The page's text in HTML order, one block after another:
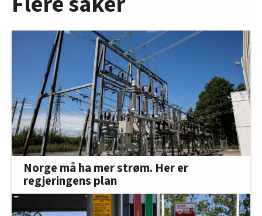
Norge må ha mer strøm. Her er
regjeringens plan